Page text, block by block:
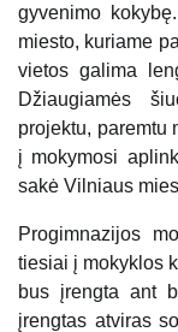
gyvenimo
miesto, kuriame
vietos galima
Džiaugiamės
projektu, paremtu
į mokymosi
sakė Vilniaus
Progimnazijos
tiesiai į mokyklos
bus įrengta ant
įrengtas atviras